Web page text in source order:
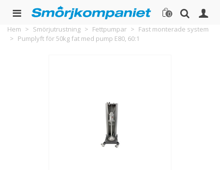
0
Hem > Smörjutrustning > Fettpumpar > Fast monterade system
> Pumplyft för 50kg fat med pump E80, 60:1